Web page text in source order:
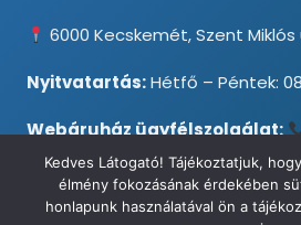
6000 Kecskemét, Szent Miklós
Nyitvatartás:Hétfő – Péntek:
Webáruház ügyfélszolgálat:
info@testpancel.hu
Kedves Látogató! Tájékoztatjuk,
élmény fokozásának érdekében
honlapunk használatával ön a